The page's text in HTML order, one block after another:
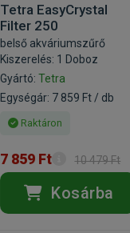
Tetra EasyCrystal
Filter 250
belső akváriumszűrő
Kiszerelés: 1 Doboz
Gyártó:Tetra
Egységár: 7 859 Ft / db
Raktáron
7 859 Ft 10 479 Ft
Kosárba